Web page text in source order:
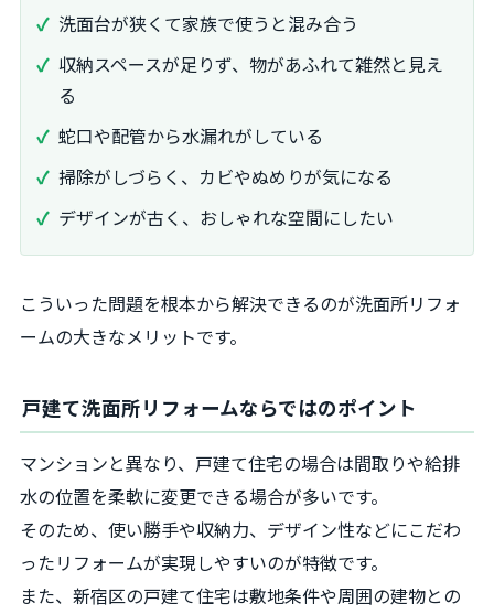
洗面台が狭くて家族で使うと混み合う
収納スペースが足りず、物があふれて雑然と見え
る
蛇口や配管から水漏れがしている
掃除がしづらく、カビやぬめりが気になる
デザインが古く、おしゃれな空間にしたい
こういった問題を根本から解決できるのが洗面所リフォ
ームの大きなメリットです。
戸建て洗面所リフォームならではのポイント
マンションと異なり、戸建て住宅の場合は間取りや給排
水の位置を柔軟に変更できる場合が多いです。
そのため、使い勝手や収納力、デザイン性などにこだわ
ったリフォームが実現しやすいのが特徴です。
また、新宿区の戸建て住宅は敷地条件や周囲の建物との